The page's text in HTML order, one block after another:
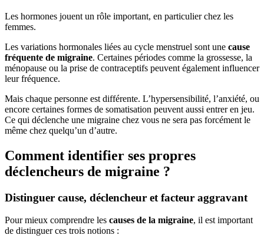
Les hormones jouent un rôle important, en particulier chez les
femmes.
Les variations hormonales liées au cycle menstruel sont une cause
fréquente de migraine. Certaines périodes comme la grossesse, la
ménopause ou la prise de contraceptifs peuvent également influencer
leur fréquence.
Mais chaque personne est différente. L’hypersensibilité, l’anxiété, ou
encore certaines formes de somatisation peuvent aussi entrer en jeu.
Ce qui déclenche une migraine chez vous ne sera pas forcément le
même chez quelqu’un d’autre.
Comment identifier ses propres
déclencheurs de migraine ?
Distinguer cause, déclencheur et facteur aggravant
Pour mieux comprendre les causes de la migraine, il est important
de distinguer ces trois notions :